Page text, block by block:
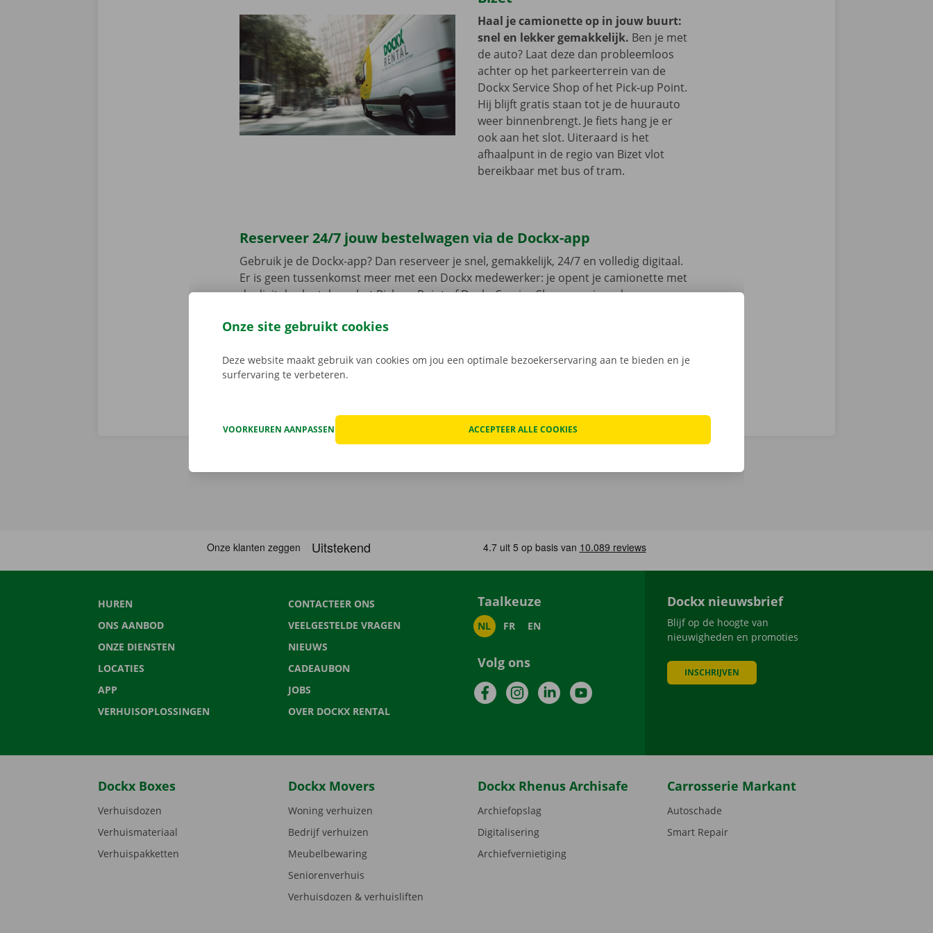
Haal je camionette op in jouw buurt:
snel en lekker gemakkelijk. Ben je met
de auto? Laat deze dan probleemloos
achter op het parkeerterrein van de
Dockx Service Shop of het Pick-up Point.
Hij blijft gratis staan tot je de huurauto
weer binnenbrengt. Je fiets hang je er
ook aan het slot. Uiteraard is het
afhaalpunt in de regio van Bizet vlot
bereikbaar met bus of tram.
Reserveer 24/7 jouw bestelwagen via de Dockx-app
Gebruik je de Dockx-app? Dan reserveer je snel, gemakkelijk, 24/7 en volledig digitaal.
Er is geen tussenkomst meer met een Dockx medewerker: je opent je camionette met
de digitale sleutel aan het Pick-up Point of Dockx Service Shop naar jouw keuze.
App Store.
HUREN
ONS AANBOD
ONZE DIENSTEN
LOCATIES
APP
VERHUISOPLOSSINGEN
CONTACTEER ONS
VEELGESTELDE VRAGEN
NIEUWS
CADEAUBON
JOBS
OVER DOCKX RENTAL
Taalkeuze
NL FR EN
Volg ons
FacebookInstagramLinkedInYouTube
Dockx nieuwsbrief
Blijf op de hoogte van
nieuwigheden en promoties
INSCHRIJVEN
Dockx Boxes
Verhuisdozen
Verhuismateriaal
Verhuispakketten
Dockx Movers
Woning verhuizen
Bedrijf verhuizen
Meubelbewaring
Seniorenverhuis
Verhuisdozen & verhuisliften
Dockx Rhenus Archisafe
Archiefopslag
Digitalisering
Archiefvernietiging
Carrosserie Markant
Autoschade
Smart Repair
Onze site gebruikt cookies
Deze website maakt gebruik van cookies om jou een optimale bezoekerservaring aan te bieden en je
surfervaring te verbeteren.
VOORKEUREN AANPASSEN ACCEPTEER ALLE COOKIES